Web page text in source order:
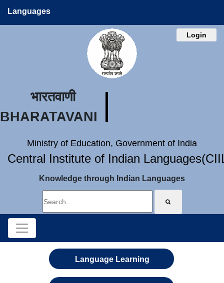
Languages
Login
भारतवाणी
BHARATAVANI
Ministry of Education, Government of India
Central Institute of Indian
Knowledge through Indian Languages
Language Learning